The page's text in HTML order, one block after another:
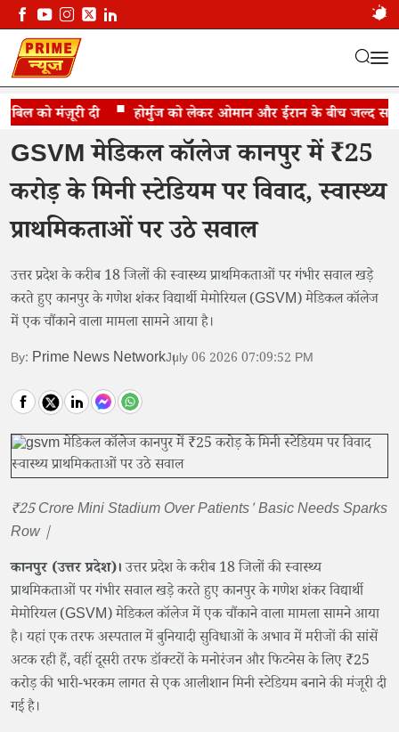
को मंज़ूरी दी होर्मुज को लेकर ओमान और ईरान के बीच जल्द समझौते
डॉक्टरों के मनोरंजन पर ₹25 करोड़ की फिजूलखर्ची
GSVM मेडिकल कॉलेज कानपुर में ₹25
करोड़ के मिनी स्टेडियम पर विवाद, स्वास्थ्य
प्राथमिकताओं पर उठे सवाल
उत्तर प्रदेश के करीब 18 जिलों की स्वास्थ्य प्राथमिकताओं पर गंभीर सवाल खड़े
करते हुए कानपुर के गणेश शंकर विद्यार्थी मेमोरियल (GSVM) मेडिकल कॉलेज
में एक चौंकाने वाला मामला सामने आया है।
By: Prime News NetworkJuly 06 2026 07:09:52 PM
₹25 Crore Mini Stadium Over Patients' Basic Needs Sparks
Row |
कानपुर (उत्तर प्रदेश)।उत्तर प्रदेश के करीब 18 जिलों की स्वास्थ्य
प्राथमिकताओं पर गंभीर सवाल खड़े करते हुए कानपुर के गणेश शंकर विद्यार्थी
मेमोरियल (GSVM) मेडिकल कॉलेज में एक चौंकाने वाला मामला सामने आया
है। यहां एक तरफ अस्पताल में बुनियादी सुविधाओं के अभाव में मरीजों की सांसें
अटक रही हैं, वहीं दूसरी तरफ डॉक्टरों के मनोरंजन और फिटनेस के लिए ₹25
करोड़ की भारी-भरकम लागत से एक आलीशान मिनी स्टेडियम बनाने की मंजूरी दी
गई है।